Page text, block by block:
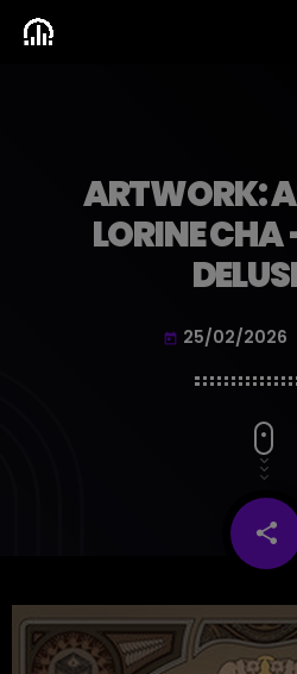
ARTWORK:
LORINE CHA
today 25/02/2026
share
email